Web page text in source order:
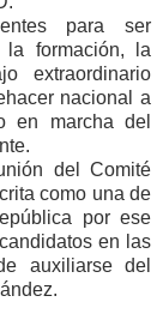
para ser
formación, la
extraordinario
nacional a
en marcha del
del Comité
como una de
por ese
en las
auxiliarse del